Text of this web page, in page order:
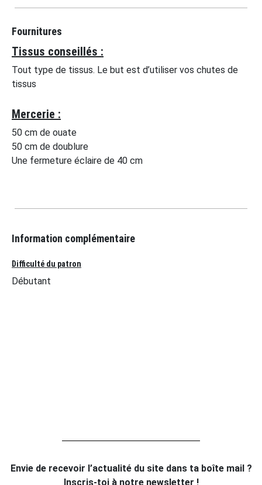
Fournitures
Tissus conseillés :
Tout type de tissus. Le but est d’utiliser vos chutes de
tissus
Mercerie :
50 cm de ouate
50 cm de doublure
Une fermeture éclaire de 40 cm
Information complémentaire
Difficulté du patron
Débutant
Envie de recevoir l’actualité du site dans ta boîte mail ?
Inscris-toi à notre newsletter !